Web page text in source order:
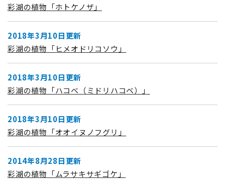
彩湖の植物「ホトケノザ」
2018年3月10日更新
彩湖の植物「ヒメオドリコソウ」
2018年3月10日更新
彩湖の植物「ハコベ（ミドリハコベ）」
2018年3月10日更新
彩湖の植物「オオイヌノフグリ」
2014年8月28日更新
彩湖の植物「ムラサキサギゴケ」